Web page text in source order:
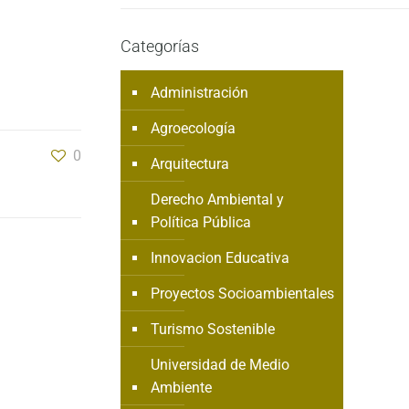
0
Categorías
Administración
Agroecología
Arquitectura
Derecho Ambiental y
Política Pública
Innovacion Educativa
Proyectos Socioambientales
Turismo Sostenible
Universidad de Medio
Ambiente